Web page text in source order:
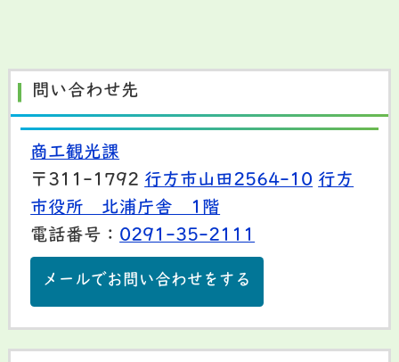
問い合わせ先
商工観光課
〒311-1792 行方市山田2564-10 行方
市役所 北浦庁舎 1階
電話番号： 0291-35-2111
メールでお問い合わせをする